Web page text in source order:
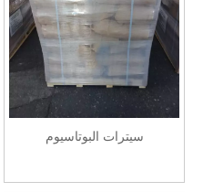
سيترات البوتاسيوم